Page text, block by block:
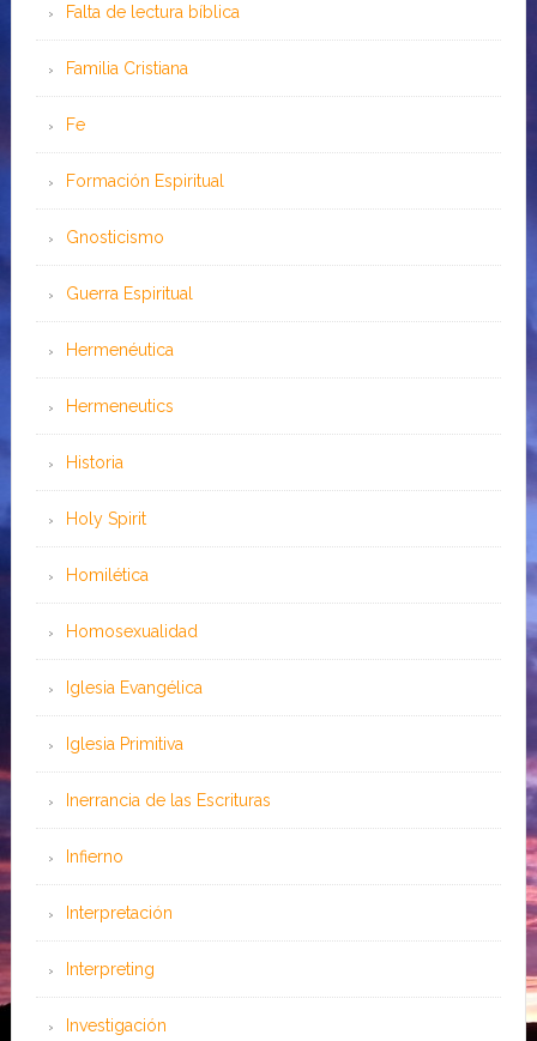
Falta de lectura bíblica
Familia Cristiana
Fe
Formación Espiritual
Gnosticismo
Guerra Espiritual
Hermenéutica
Hermeneutics
Historia
Holy Spirit
Homilética
Homosexualidad
Iglesia Evangélica
Iglesia Primitiva
Inerrancia de las Escrituras
Infierno
Interpretación
Interpreting
Investigación